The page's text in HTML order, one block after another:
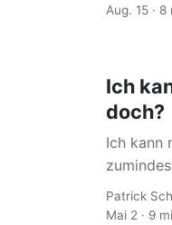
Aug. 15 ·
Ich
doch?
Ich kann
Patrick
Mai 2 · 9